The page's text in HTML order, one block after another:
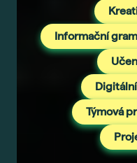
Informační
Týmová